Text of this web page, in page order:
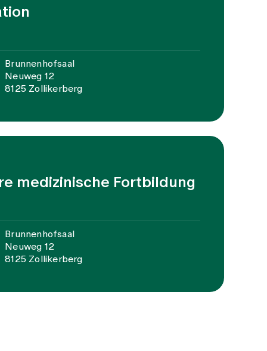
Brunnenhofsaal
Neuweg 12
8125 Zollikerberg
medizinische Fortbildung
Brunnenhofsaal
Neuweg 12
8125 Zollikerberg